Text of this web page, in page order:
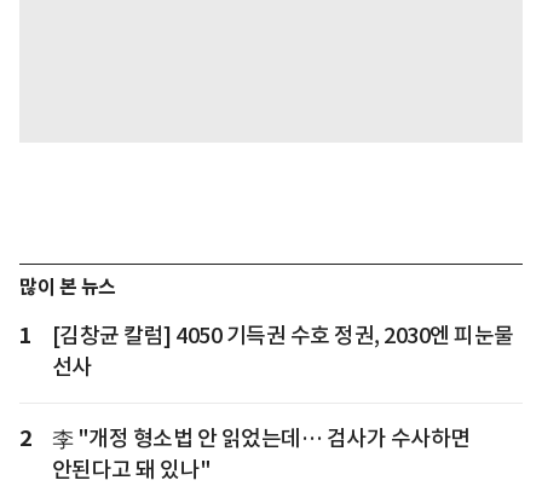
많이 본 뉴스
1
[김창균 칼럼] 4050 기득권 수호 정권, 2030엔 피눈물
선사
2
李 "개정 형소법 안 읽었는데… 검사가 수사하면
안된다고 돼 있나"